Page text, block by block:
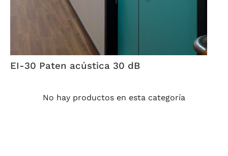
EI-30 Paten acústica 30 dB
No hay productos en esta categoría